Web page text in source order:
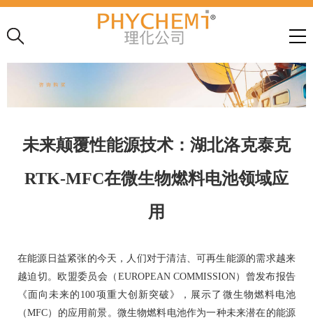
未来颠覆性能源技术：湖北洛克泰克
RTK-MFC在微生物燃料电池领域应
用
在能源日益紧张的今天，人们对于清洁、可再生能源的需求越来
越迫切。欧盟委员会（EUROPEAN COMMISSION）曾发布报告
《面向未来的100项重大创新突破》，展示了微生物燃料电池
（MFC）的应用前景。微生物燃料电池作为一种未来潜在的能源